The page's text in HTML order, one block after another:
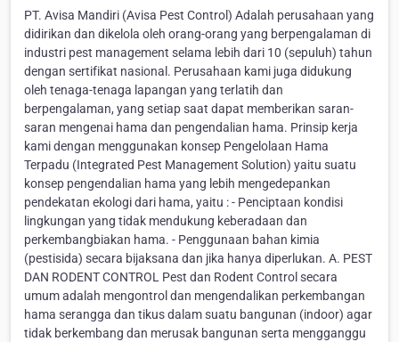
PT. Avisa Mandiri (Avisa Pest Control) Adalah perusahaan yang
didirikan dan dikelola oleh orang-orang yang berpengalaman di
industri pest management selama lebih dari 10 (sepuluh) tahun
dengan sertifikat nasional. Perusahaan kami juga didukung
oleh tenaga-tenaga lapangan yang terlatih dan
berpengalaman, yang setiap saat dapat memberikan saran-
saran mengenai hama dan pengendalian hama. Prinsip kerja
kami dengan menggunakan konsep Pengelolaan Hama
Terpadu (Integrated Pest Management Solution) yaitu suatu
konsep pengendalian hama yang lebih mengedepankan
pendekatan ekologi dari hama, yaitu : - Penciptaan kondisi
lingkungan yang tidak mendukung keberadaan dan
perkembangbiakan hama. - Penggunaan bahan kimia
(pestisida) secara bijaksana dan jika hanya diperlukan. A. PEST
DAN RODENT CONTROL Pest dan Rodent Control secara
umum adalah mengontrol dan mengendalikan perkembangan
hama serangga dan tikus dalam suatu bangunan (indoor) agar
tidak berkembang dan merusak bangunan serta mengganggu